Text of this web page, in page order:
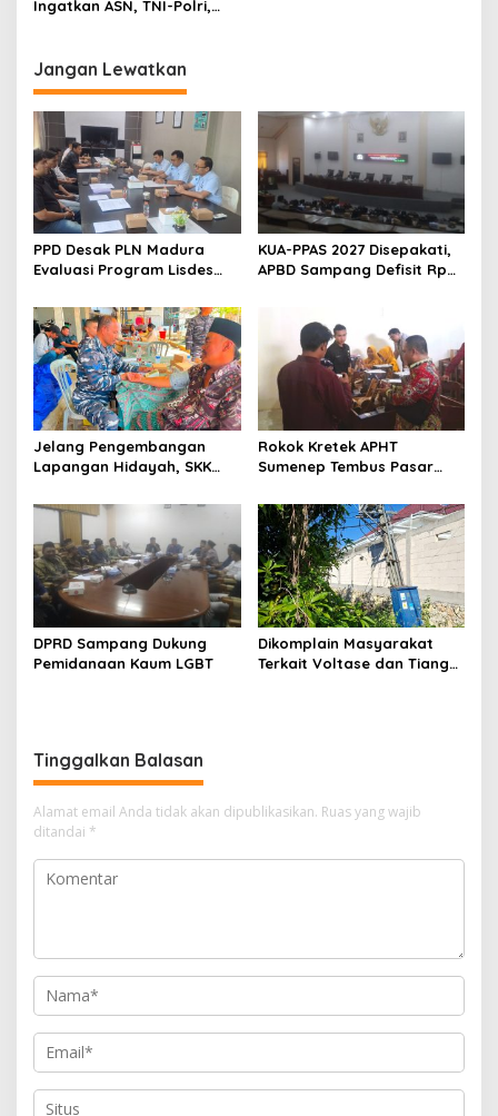
Ingatkan ASN, TNI-Polri,
Jangan Lewatkan
PPD Desak PLN Madura
Evaluasi Program Lisdes
KUA-PPAS 2027 Disepakati,
APBD Sampang Defisit Rp
Jelang Pengembangan
Lapangan Hidayah, SKK
Perkuat Sinergi dengan
Nelayan Sampang
Rokok Kretek APHT
Sumenep Tembus Pasar
DPRD Sampang Dukung
Pemidanaan Kaum LGBT
Dikomplain Masyarakat
Terkait Voltase dan Tiang
Tinggalkan Balasan
Alamat email Anda tidak akan dipublikasikan. Ruas yang wajib
ditandai *